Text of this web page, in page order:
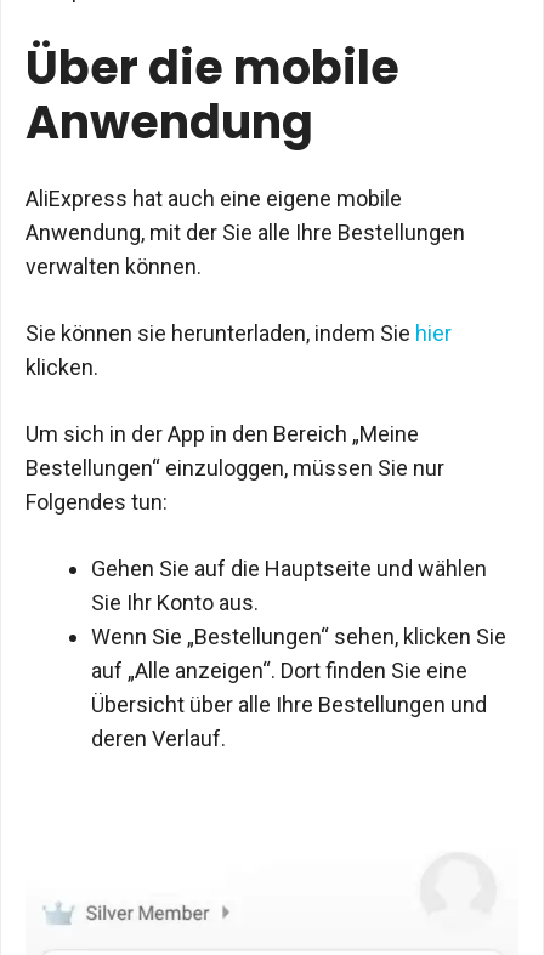
Über die mobile
Anwendung
AliExpress hat auch eine eigene mobile
Anwendung, mit der Sie alle Ihre Bestellungen
verwalten können.
Sie können sie herunterladen, indem Sie hier
klicken.
Um sich in der App in den Bereich „Meine
Bestellungen“ einzuloggen, müssen Sie nur
Folgendes tun:
Gehen Sie auf die Hauptseite und wählen
Sie Ihr Konto aus.
Wenn Sie „Bestellungen“ sehen, klicken Sie
auf „Alle anzeigen“. Dort finden Sie eine
Übersicht über alle Ihre Bestellungen und
deren Verlauf.